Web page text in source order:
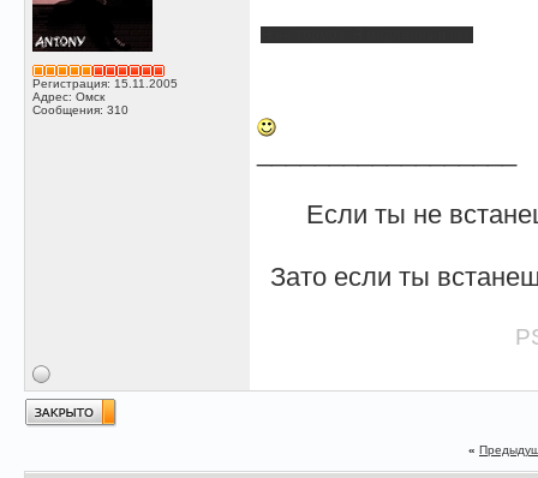
Регистрация: 15.11.2005
Адрес: Омск
Сообщения: 310
Если ты не
Зато если ты
«